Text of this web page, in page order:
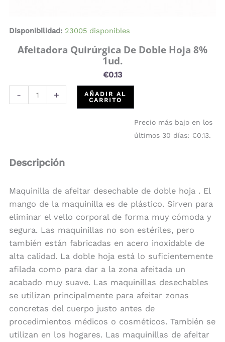
Afeitadora Quirúrgica De Doble Hoja 8%
1ud.
€0.13
Disponibilidad: 23005 disponibles
- +
AÑADIR AL
CARRITO
Precio más bajo en los
últimos 30 días: €0.13.
Descripción
Maquinilla de afeitar desechable de doble hoja . El
mango de la maquinilla es de plástico. Sirven para
eliminar el vello corporal de forma muy cómoda y
segura. Las maquinillas no son estériles, pero
también están fabricadas en acero inoxidable de
alta calidad. La doble hoja está lo suficientemente
afilada como para dar a la zona afeitada un
acabado muy suave. Las maquinillas desechables
se utilizan principalmente para afeitar zonas
concretas del cuerpo justo antes de
procedimientos médicos o cosméticos. También se
utilizan en los hogares. Las maquinillas de afeitar